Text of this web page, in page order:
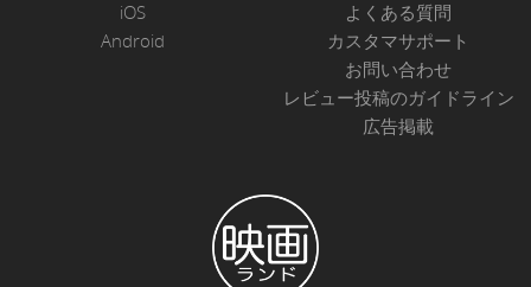
iOS
Android
よくある質問
カスタマサポート
お問い合わせ
レビュー投稿のガイドライン
広告掲載